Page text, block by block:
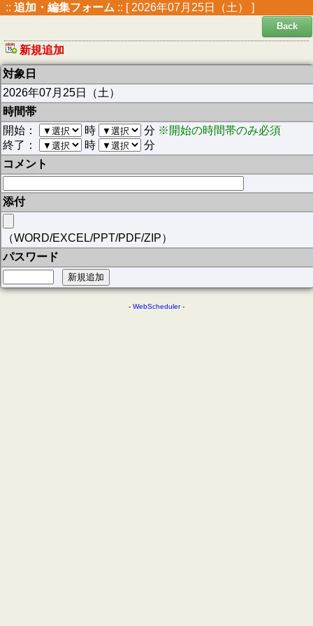
:: 追加・編集フォーム :: [ 2026年07月25日（土） ]
Back
新規追加
対象日
2026年07月25日（土）
時間帯
開始：
時 分 ※開始の時間帯のみ必須
終了：
時
分
コメント
添付
（WORD/EXCEL/PPT/PDF/ZIP）
パスワード
- WebScheduler-